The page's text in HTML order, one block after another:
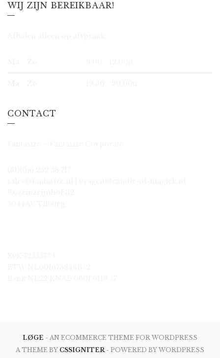
WIJ ZIJN BEREIKBAAR!
CONTACT
LØGE - AN ECOMMERCE THEME FOR WORDPRESS
A THEME BY CSSIGNITER- POWERED BY WORDPRESS